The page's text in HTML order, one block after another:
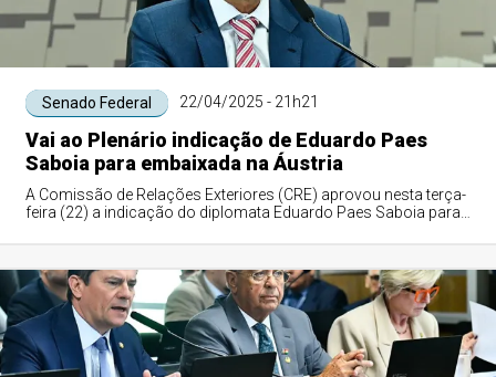
Senado Federal 22/04/2025 - 21h21
Vai ao Plenário indicação de Eduardo Paes
Saboia para embaixada na Áustria
A Comissão de Relações Exteriores (CRE) aprovou nesta terça-
feira (22) a indicação do diplomata Eduardo Paes Saboia para